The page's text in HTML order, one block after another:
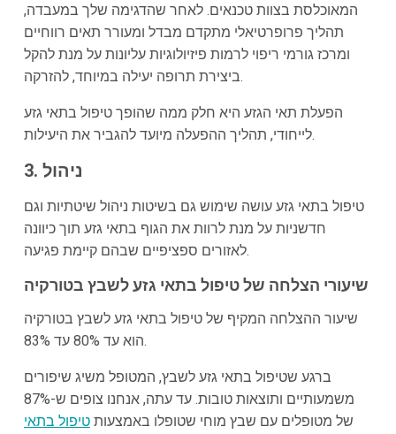
המאוכלסת בצוות טכנאים. לאחר שהדגימה שלך במעבדה,
תהליך פרופרטיאלי מתקדם מבדל ומעורר תאים רווחיים
ומרכז גורמי ריפוי לרמות פיזיולוגיות עליונות על מנת להקל
ביצירת תרופה יעילה במיוחד, להזרקה.
הפעלת תאי הגזע היא חלק ממה שהופך טיפול בתאי גזע
לייחודי, תהליך ההפעלה מיועד להגביר את היעילות.
3. ניהול
טיפול בתאי גזע עושה שימוש גם בשיטות ניהול שיטתיות וגם
חדשניות על מנת לרוות את הגוף בתאי גזע תוך כיוונה
לאזורים ספציפיים שבהם קיימת פגיעה.
שיעורי הצלחה של טיפול בתאי גזע לשבץ בטורקיה
שיעור ההצלחה המקיף של טיפול בתאי גזע לשבץ בטורקיה
הוא עד 80% עד 83%.
ברגע שטיפול בתאי גזע לשבץ, המטופל משיג שיפורים
משמעותיים ותוצאות טובות. עד עתה, אנחנו צופים ש-87%
של מטופלים עם שבץ מוחי שטופלו באמצעותטיפול בתאי